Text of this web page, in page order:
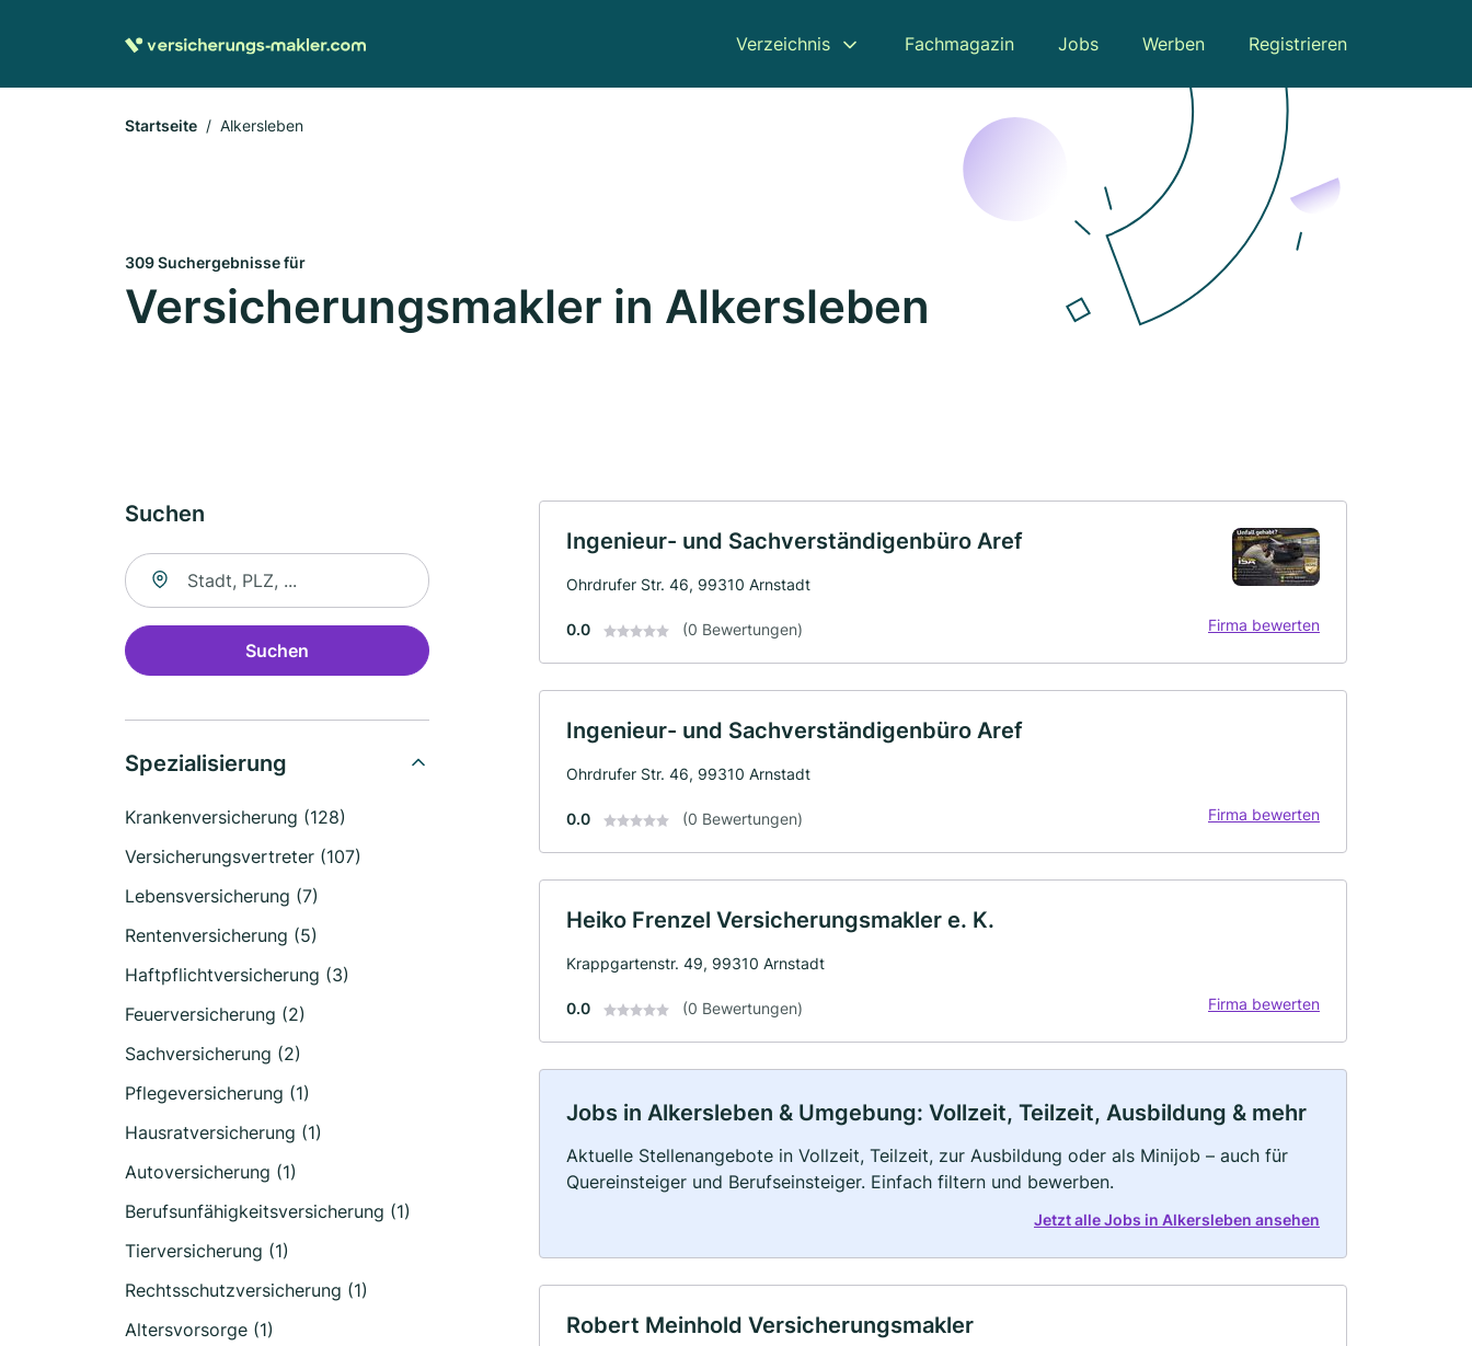
Verzeichnis Fachmagazin Jobs Werben Registrieren
Startseite Alkersleben
309 Suchergebnisse für
Versicherungsmakler in Alkersleben
Suchen
Suche nach Ort
Suchen
Spezialisierung
Krankenversicherung (128)
Versicherungsvertreter (107)
Lebensversicherung (7)
Rentenversicherung (5)
Haftpflichtversicherung (3)
Feuerversicherung (2)
Sachversicherung (2)
Pflegeversicherung (1)
Hausratversicherung (1)
Autoversicherung (1)
Berufsunfähigkeitsversicherung (1)
Tierversicherung (1)
Rechtsschutzversicherung (1)
Altersvorsorge (1)
Ingenieur- und Sachverständigenbüro Aref
Ohrdrufer Str. 46, 99310 Arnstadt
0.0 (0 Bewertungen) Firma bewerten
Ingenieur- und Sachverständigenbüro Aref
Ohrdrufer Str. 46, 99310 Arnstadt
0.0 (0 Bewertungen) Firma bewerten
Heiko Frenzel Versicherungsmakler e. K.
Krappgartenstr. 49, 99310 Arnstadt
0.0 (0 Bewertungen) Firma bewerten
Jobs in Alkersleben & Umgebung: Vollzeit, Teilzeit, Ausbildung & mehr
Aktuelle Stellenangebote in Vollzeit, Teilzeit, zur Ausbildung oder als Minijob – auch für
Quereinsteiger und Berufseinsteiger. Einfach filtern und bewerben.
Jetzt alle Jobs in Alkersleben ansehen
Robert Meinhold Versicherungsmakler